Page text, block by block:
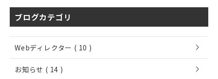
ブログカテゴリ
Webディレクター ( 10 ) chevron_right
お知らせ ( 14 ) chevron_right